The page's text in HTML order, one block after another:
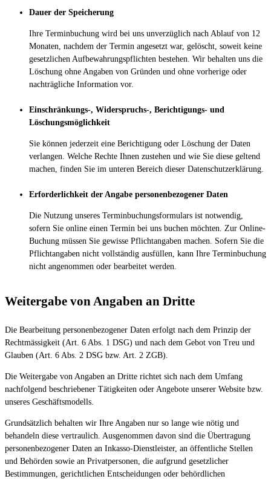
Dauer der Speicherung
Ihre Terminbuchung wird bei uns unverzüglich nach Ablauf von 12
Monaten, nachdem der Termin angesetzt war, gelöscht, soweit keine
gesetzlichen Aufbewahrungspflichten bestehen. Wir behalten uns die
Löschung ohne Angaben von Gründen und ohne vorherige oder
nachträgliche Information vor.
Einschränkungs-, Widerspruchs-, Berichtigungs- und
Löschungsmöglichkeit
Sie können jederzeit eine Berichtigung oder Löschung der Daten
verlangen. Welche Rechte Ihnen zustehen und wie Sie diese geltend
machen, finden Sie im unteren Bereich dieser Datenschutzerklärung.
Erforderlichkeit der Angabe personenbezogener Daten
Die Nutzung unseres Terminbuchungsformulars ist notwendig,
sofern Sie online einen Termin bei uns buchen möchten. Zur Online-
Buchung müssen Sie gewisse Pflichtangaben machen. Sofern Sie die
Pflichtangaben nicht vollständig ausfüllen, kann Ihre Terminbuchung
nicht angenommen oder bearbeitet werden.
Weitergabe von Angaben an Dritte
Die Bearbeitung personenbezogener Daten erfolgt nach dem Prinzip der
Rechtmässigkeit (Art. 6 Abs. 1 DSG) und nach dem Gebot von Treu und
Glauben (Art. 6 Abs. 2 DSG bzw. Art. 2 ZGB).
Die Weitergabe von Angaben an Dritte richtet sich nach dem Umfang
nachfolgend beschriebener Tätigkeiten oder Angebote unserer Website bzw.
unseres Geschäftsmodells.
Grundsätzlich behalten wir Ihre Angaben nur so lange wie nötig und
behandeln diese vertraulich. Ausgenommen davon sind die Übertragung
personenbezogener Daten an Inkasso-Dienstleister, an öffentliche Stellen
und Behörden sowie an Privatpersonen, die aufgrund gesetzlicher
Bestimmungen, gerichtlichen Entscheidungen oder behördlichen